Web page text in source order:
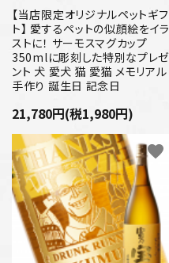
【当店限定オリジナルペットギフ
ト】 愛するペットの似顔絵をイラ
ストに！ サーモスマグカップ
350mlに彫刻した特別なプレゼ
ント 犬 愛犬 猫 愛猫 メモリアル
手作り 誕生日 記念日
21,780円(税1,980円)
favorite